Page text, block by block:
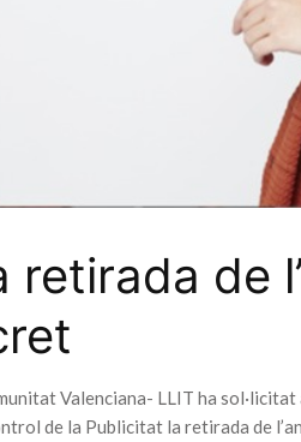
retirada de
Valenciana- LLIT ha
de la Publicitat la retirada de